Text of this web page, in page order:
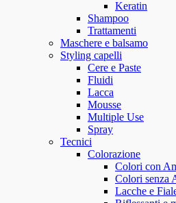
Keratin
Shampoo
Trattamenti
Maschere e balsamo
Styling capelli
Cere e Paste
Fluidi
Lacca
Mousse
Multiple Use
Spray
Tecnici
Colorazione
Colori con
Colori senza
Lacche e